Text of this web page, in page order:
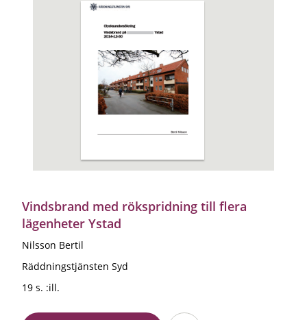
Vindsbrand med rökspridning till flera
lägenheter Ystad
Nilsson Bertil
Räddningstjänsten Syd
19 s. :ill.